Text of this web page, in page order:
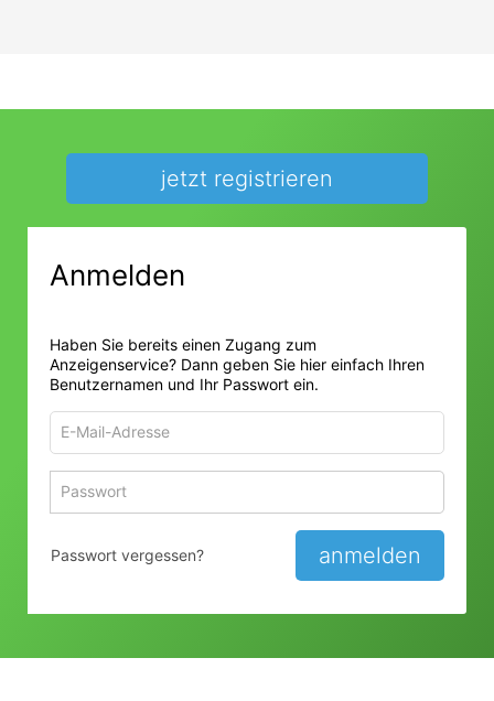
jetzt registrieren
Anmelden
Haben Sie bereits einen Zugang zum
Anzeigenservice? Dann geben Sie hier einfach Ihren
Benutzernamen und Ihr Passwort ein.
Adresse
zum
Anmelden
anmelden
Passwort vergessen?